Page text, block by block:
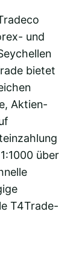
und
bietet
Aktien-
über
T4Trade-